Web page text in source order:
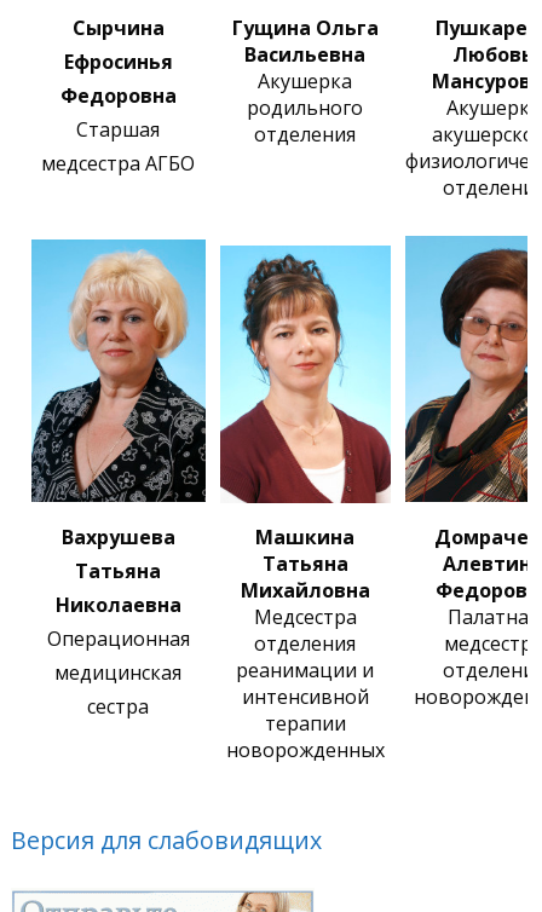
Сырчина
Ефросинья
Федоровна
Старшая
медсестра АГБО
Гущина Ольга
Васильевна
Акушерка
родильного
отделения
Любовь
Акушерка
Вахрушева
Татьяна
Николаевна
Операционная
медицинская
сестра
Машкина
Татьяна
Михайловна
Медсестра
отделения
реанимации и
интенсивной
терапии
новорожденных
Палатная
медсестра
Версия для слабовидящих